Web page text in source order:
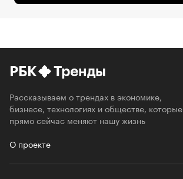
РБК Тренды
Рассказываем о трендах в экономике,
бизнесе, технологиях и обществе, которые
прямо сейчас меняют нашу жизнь
О проекте